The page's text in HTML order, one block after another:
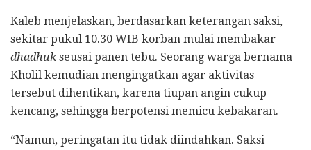
Kaleb menjelaskan, berdasarkan keterangan saksi,
sekitar pukul 10.30 WIB korban mulai membakar
dhadhukseusai panen tebu. Seorang warga bernama
Kholil kemudian mengingatkan agar aktivitas
tersebut dihentikan, karena tiupan angin cukup
kencang, sehingga berpotensi memicu kebakaran.
“Namun, peringatan itu tidak diindahkan. Saksi